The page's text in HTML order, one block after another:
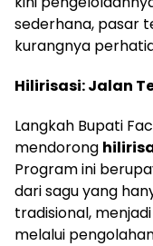
sederhana, pasar
kurangnya
Hilirisasi: Jalan
Langkah Bupati
mendorong
Program ini
dari sagu yang
tradisional,
melalui